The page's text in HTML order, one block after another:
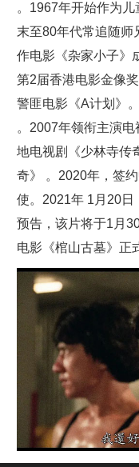
。1967年开始作为
末至80年代常追随师
作电影《杂家小子》
第2届香港电影金像
警匪电影《A计划》
。2007年领衔主演
地电视剧《少林寺传
奇》 。2020年，签
使。2021年 1月20日
预告，该片将于1月
电影《棺山古墓》正